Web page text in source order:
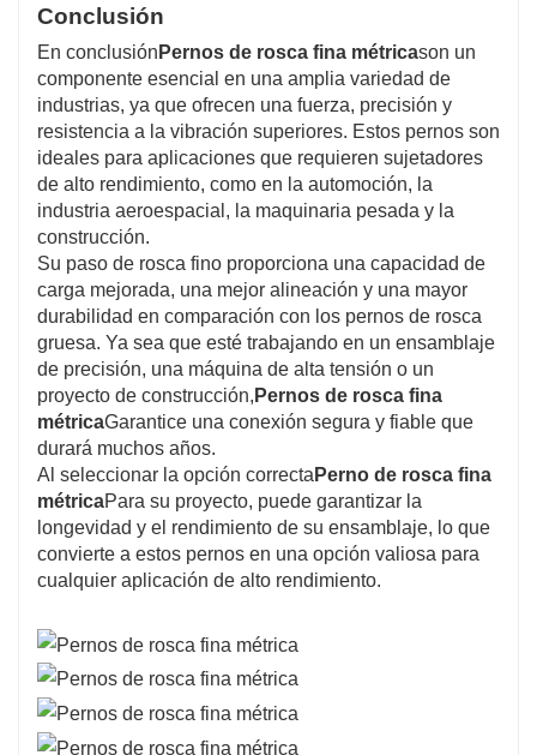
Conclusión
En conclusión Pernos de rosca fina métricason un
componente esencial en una amplia variedad de
industrias, ya que ofrecen una fuerza, precisión y
resistencia a la vibración superiores. Estos pernos son
ideales para aplicaciones que requieren sujetadores
de alto rendimiento, como en la automoción, la
industria aeroespacial, la maquinaria pesada y la
construcción.
Su paso de rosca fino proporciona una capacidad de
carga mejorada, una mejor alineación y una mayor
durabilidad en comparación con los pernos de rosca
gruesa. Ya sea que esté trabajando en un ensamblaje
de precisión, una máquina de alta tensión o un
proyecto de construcción, Pernos de rosca fina
métricaGarantice una conexión segura y fiable que
durará muchos años.
Al seleccionar la opción correcta Perno de rosca fina
métricaPara su proyecto, puede garantizar la
longevidad y el rendimiento de su ensamblaje, lo que
convierte a estos pernos en una opción valiosa para
cualquier aplicación de alto rendimiento.